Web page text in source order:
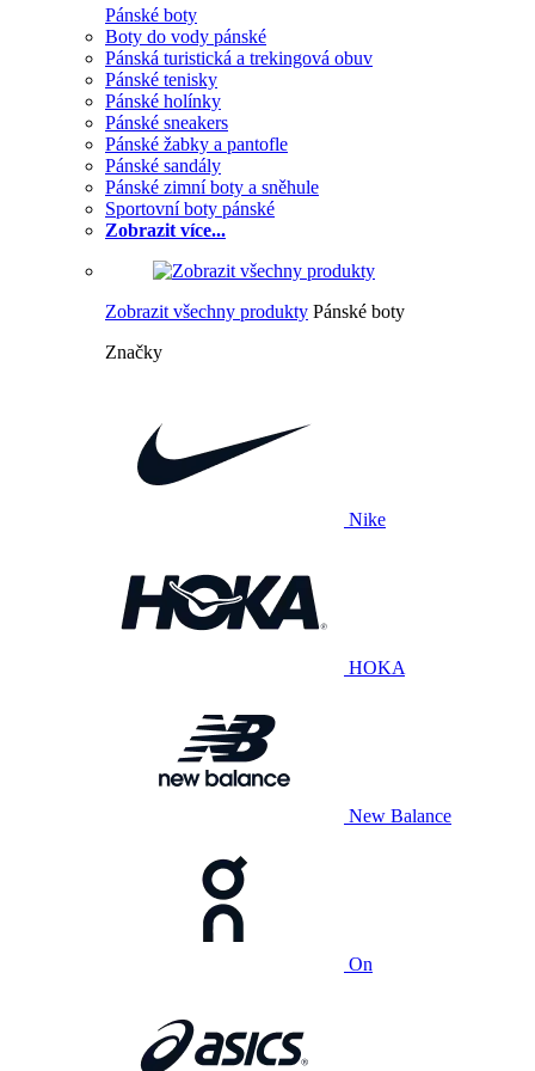
Pánské boty
Boty do vody pánské
Pánská turistická a trekingová obuv
Pánské tenisky
Pánské holínky
Pánské sneakers
Pánské žabky a pantofle
Pánské sandály
Pánské zimní boty a sněhule
Sportovní boty pánské
Zobrazit více...
Zobrazit všechny produkty Pánské boty
Značky
Nike
HOKA
New Balance
On